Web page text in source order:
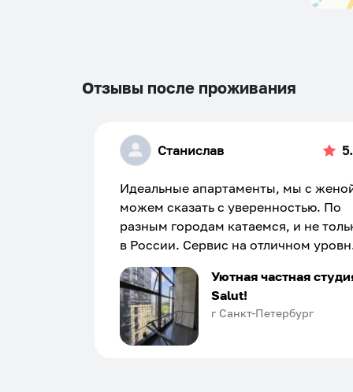
Отзывы после проживания
Станислав
Идеальные апартаменты, мы с
можем сказать с уверенностью. По
разным городам катаемся, и не
в России. Сервис на отличном
Хозяин апартаментов доброй души
человек, всегда можно
подскажет что как и почему.
Рекомендуем на 100% и вам, и
и сами будем приезжать еще...
Уютная частная
Salut!
г Санкт-Петербург